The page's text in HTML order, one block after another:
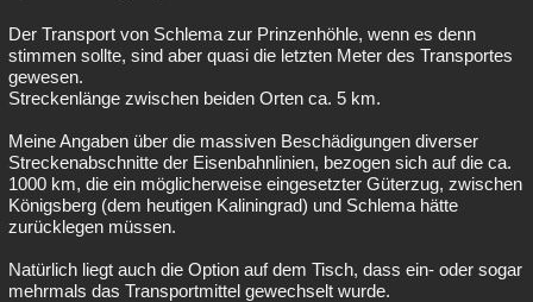
Der Transport von Schlema zur Prinzenhöhle, wenn es denn
stimmen sollte, sind aber quasi die letzten Meter des Transportes
gewesen.
Streckenlänge zwischen beiden Orten ca. 5 km.
Meine Angaben über die massiven Beschädigungen diverser
Streckenabschnitte der Eisenbahnlinien, bezogen sich auf die ca.
1000 km, die ein möglicherweise eingesetzter Güterzug, zwischen
Königsberg (dem heutigen Kaliningrad) und Schlema hätte
zurücklegen müssen.
Natürlich liegt auch die Option auf dem Tisch, dass ein- oder sogar
mehrmals das Transportmittel gewechselt wurde.